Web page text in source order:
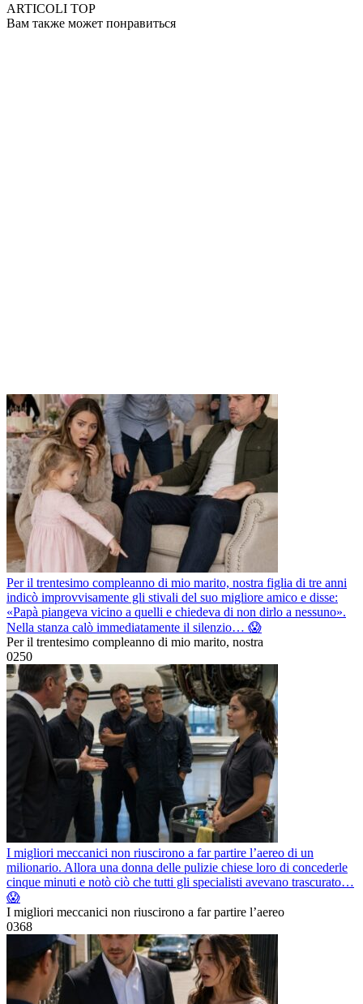
ARTICOLI TOP
Вам также может понравиться
Per il trentesimo compleanno di mio marito, nostra figlia di tre anni
indicò improvvisamente gli stivali del suo migliore amico e disse:
«Papà piangeva vicino a quelli e chiedeva di non dirlo a nessuno».
Nella stanza calò immediatamente il silenzio… 😱
Per il trentesimo compleanno di mio marito, nostra
0250
I migliori meccanici non riuscirono a far partire l’aereo di un
milionario. Allora una donna delle pulizie chiese loro di concederle
cinque minuti e notò ciò che tutti gli specialisti avevano trascurato…
😱
I migliori meccanici non riuscirono a far partire l’aereo
0368